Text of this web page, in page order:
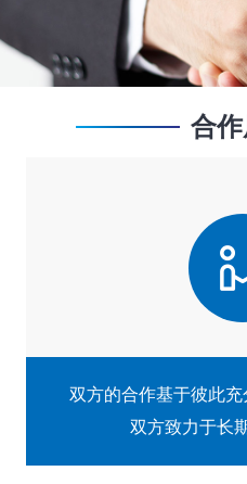
合作
双方的合作基于彼此
双方致力于长